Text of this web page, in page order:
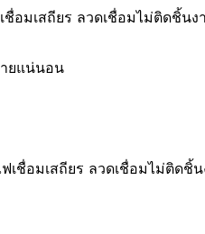
อมเสถียร ลวดเชื่อมไม่ติดชิ้น
ยแน่นอน
ชื่อมเสถียร ลวดเชื่อมไม่ติดชิ้